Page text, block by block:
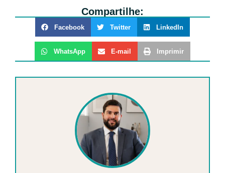
Compartilhe:
Facebook Twitter LinkedIn
WhatsApp E-mail Imprimir